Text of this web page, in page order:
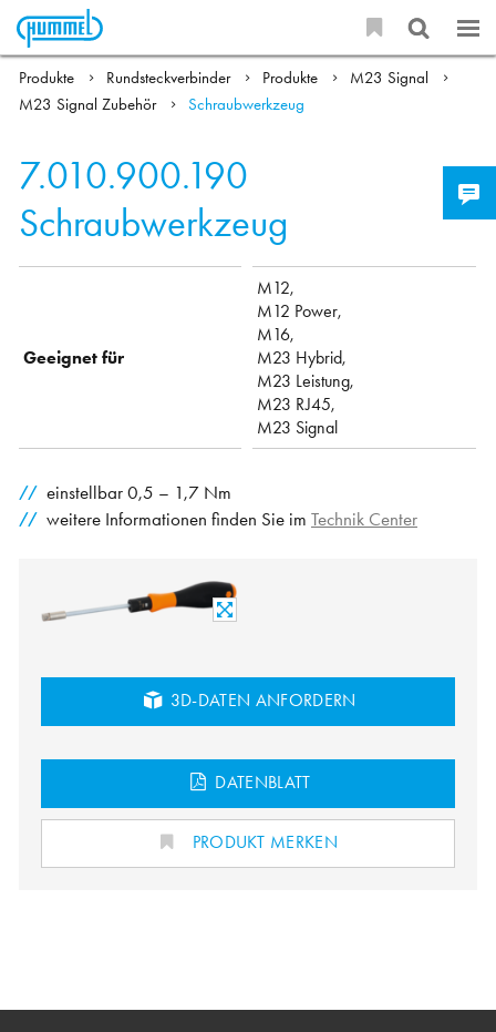
Produkte Rundsteckverbinder Produkte
M23 Signal
M23 Signal Zubehör
Schraubwerkzeug
7.010.900.190
Schraubwerkzeug
Geeignet für
M12,
M12 Power,
M16,
M23 Hybrid,
M23 Leistung,
M23 RJ45,
M23 Signal
einstellbar 0,5 – 1,7 Nm
weitere Informationen finden Sie im Technik Center
3D-DATEN ANFORDERN
DATENBLATT
PRODUKT MERKEN